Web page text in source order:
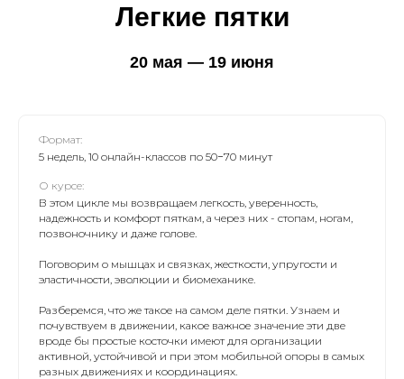
Легкие пятки
20 мая — 19 июня
Формат:
5 недель, 10 онлайн-классов по 50−70 минут
О курсе:
В этом цикле мы возвращаем легкость, уверенность,
надежность и комфорт пяткам, а через них - стопам, ногам,
позвоночнику и даже голове.
Поговорим о мышцах и связках, жесткости, упругости и
эластичности, эволюции и биомеханике.
Разберемся, что же такое на самом деле пятки. Узнаем и
почувствуем в движении, какое важное значение эти две
вроде бы простые косточки имеют для организации
активной, устойчивой и при этом мобильной опоры в самых
разных движениях и координациях.